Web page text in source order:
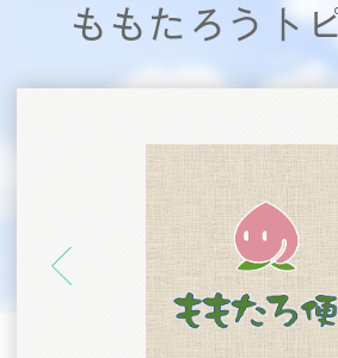
ももたろうト